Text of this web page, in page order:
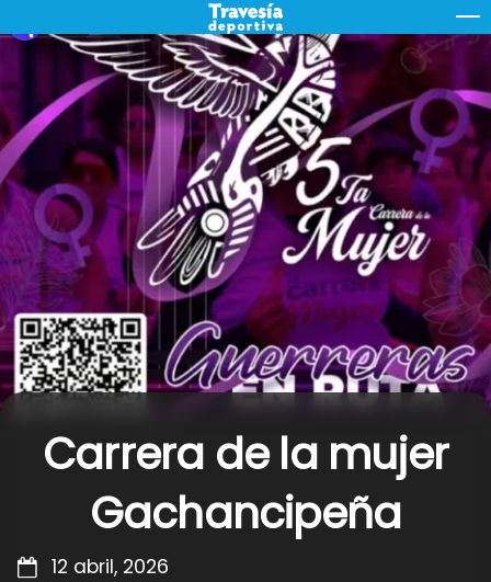
to
Carrera de la mujer
Gachancipeña
12 abril, 2026